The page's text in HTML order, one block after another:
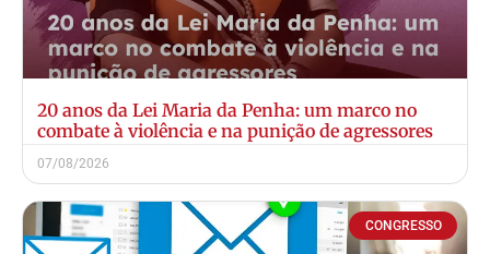
20 anos da Lei Maria da Penha: um marco no
combate à violência e na punição de agressores
07/08/2026
CONGRESSO